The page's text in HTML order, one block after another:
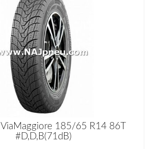
185/65 R14 86T
#D,D,B(71dB)